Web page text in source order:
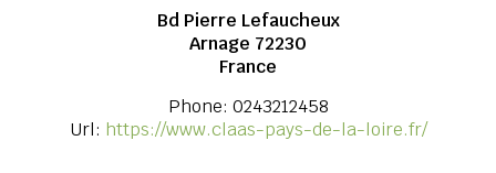
Bd Pierre Lefaucheux
Arnage 72230
France
Phone: 0243212458
Url: https://www.claas-pays-de-la-loire.fr/